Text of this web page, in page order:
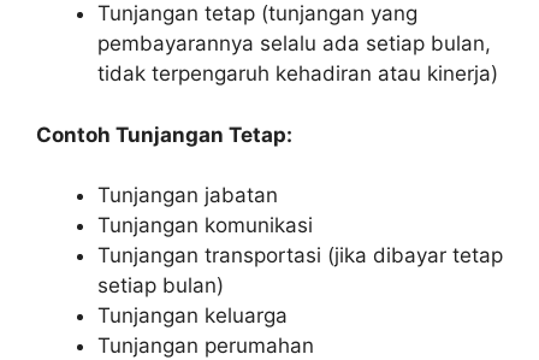
Tunjangan tetap (tunjangan yang
pembayarannya selalu ada setiap bulan,
tidak terpengaruh kehadiran atau kinerja)
Contoh Tunjangan Tetap:
Tunjangan jabatan
Tunjangan komunikasi
Tunjangan transportasi (jika dibayar tetap
setiap bulan)
Tunjangan keluarga
Tunjangan perumahan